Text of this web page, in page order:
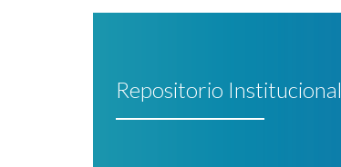
Repositorio Institucional